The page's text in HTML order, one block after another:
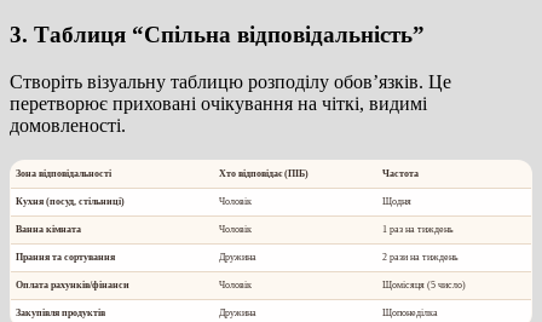
3. Таблиця “Спільна відповідальність”
Створіть візуальну таблицю розподілу обов’язків. Це
перетворює приховані очікування на чіткі, видимі
домовленості.
Зона відповідальності Хто відповідає (ПІБ) Частота
Кухня (посуд, стільниці) Чоловік Щодня
Ванна кімната Чоловік 1 раз на тиждень
Прання та сортування Дружина 2 рази на тиждень
Оплата рахунків/фінанси Чоловік Щомісяця (5 число)
Закупівля продуктів Дружина Щопонеділка